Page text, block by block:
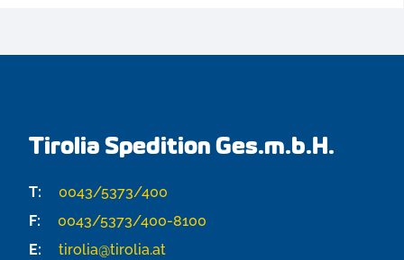
Tirolia Spedition Ges.m.b.H.
T:
0043/5373/400
F:
0043/5373/400-8100
E:
tirolia@tirolia.at